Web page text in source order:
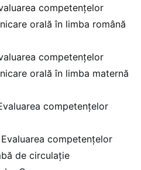
competențelor
orală în limba română
competențelor
orală în limba maternă
competențelor
Evaluarea competențelor
de circulație